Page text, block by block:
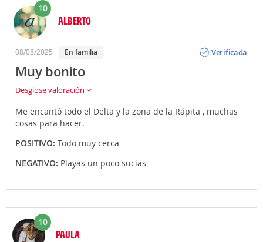
10
ALBERTO
08/08/2025 En familia
Verificada
Muy bonito
Desglose valoración
Me encantó todo el Delta y la zona de la Rápita , muchas
cosas para hacer.
POSITIVO: Todo muy cerca
NEGATIVO: Playas un poco sucias
10
PAULA